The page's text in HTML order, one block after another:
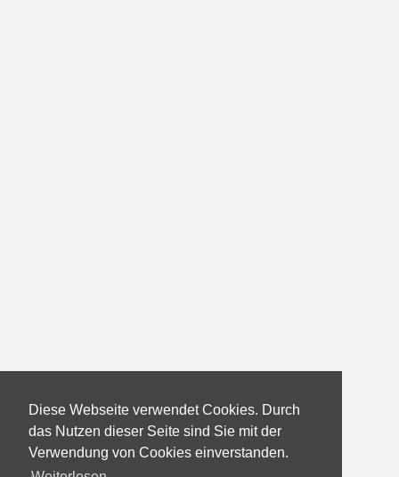
Diese Webseite verwendet Cookies. Durch
das Nutzen dieser Seite sind Sie mit der
Verwendung von Cookies einverstanden.